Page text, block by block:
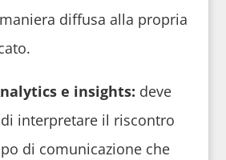
diffusa alla propria
e insights: deve
di interpretare il riscontro
di comunicazione che